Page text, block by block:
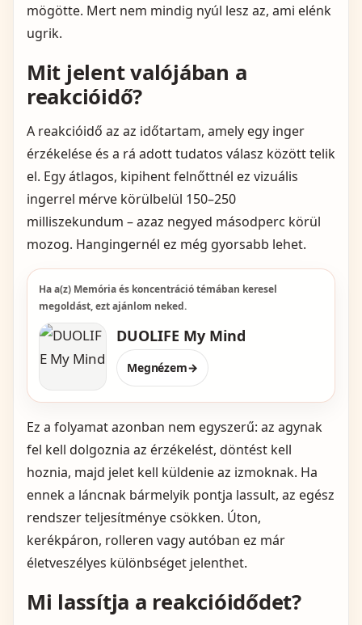
mögötte. Mert nem mindig nyúl lesz az, ami elénk
ugrik.
Mit jelent valójában a
reakcióidő?
A reakcióidő az az időtartam, amely egy inger
érzékelése és a rá adott tudatos válasz között telik
el. Egy átlagos, kipihent felnőttnél ez vizuális
ingerrel mérve körülbelül 150–250
milliszekundum – azaz negyed másodperc körül
mozog. Hangingernél ez még gyorsabb lehet.
Ha a(z) Memória és koncentráció témában keresel
megoldást, ezt ajánlom neked.
DUOLIFE My Mind
Megnézem→
Ez a folyamat azonban nem egyszerű: az agynak
fel kell dolgoznia az érzékelést, döntést kell
hoznia, majd jelet kell küldenie az izmoknak. Ha
ennek a láncnak bármelyik pontja lassult, az egész
rendszer teljesítménye csökken. Úton,
kerékpáron, rolleren vagy autóban ez már
életveszélyes különbséget jelenthet.
Mi lassítja a reakcióidődet?